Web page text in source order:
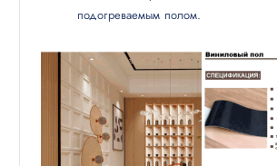
подогреваемым полом.